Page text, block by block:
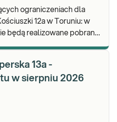
ograniczeniach dla
będą realizowane pobrania
13a -
w sierpniu 2026